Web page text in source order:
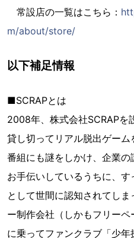
常設店の一覧はこちら：
m/about/store/
以下補足情報
■SCRAPとは
2008年、株式会社SCRAPを
貸し切ってリアル脱出ゲー
番組にも謎をしかけ、企業
お手伝いしているうちに、
として世間に認知されてし
ー制作会社（しかもフリー
に乗ってファンクラブ「少